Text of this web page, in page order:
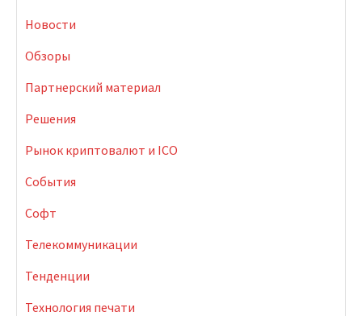
Новости
Обзоры
Партнерский материал
Решения
Рынок криптовалют и ICO
События
Софт
Телекоммуникации
Тенденции
Технология печати